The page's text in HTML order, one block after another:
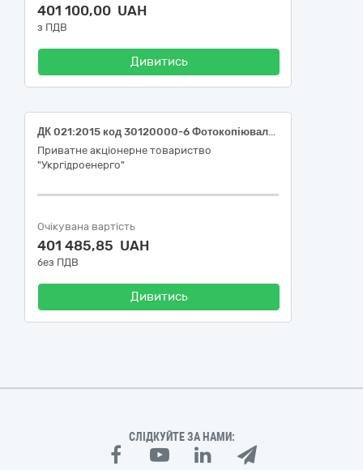
401 100,00 UAH
з ПДВ
Дивитись
ДК 021:2015 код 30120000-6 Фотокопіювальне та поліграфічне обладнання для офсетного друку (Картриджі та комплектуючі для філії "Дністровська ГЕС" ПрАТ "Укргідроенерго")
Приватне акціонерне товариство
"Укргідроенерго"
Очікувана вартість
401 485,85 UAH
без ПДВ
Дивитись
СЛІДКУЙТЕ ЗА НАМИ: